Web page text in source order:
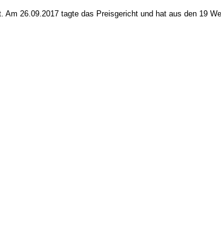
26.09.2017 tagte das Preisgericht und hat aus den 19